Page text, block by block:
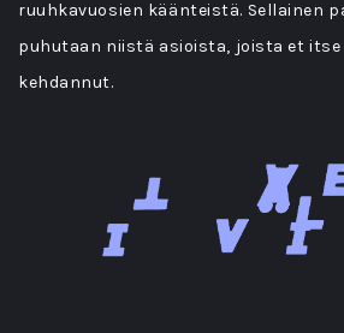
ruuhkavuosien käänteistä. Sellainen
puhutaan niistä asioista, joista et itse
kehdannut.